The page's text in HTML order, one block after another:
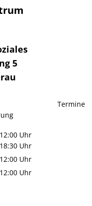
5
Termine
12:00 Uhr
Von 08:00 bis 12:00 Uhr
18:30 Uhr
Von 16:00 bis 18:30 Uhr
12:00 Uhr
Von 08:00 bis 12:00 Uhr
12:00 Uhr